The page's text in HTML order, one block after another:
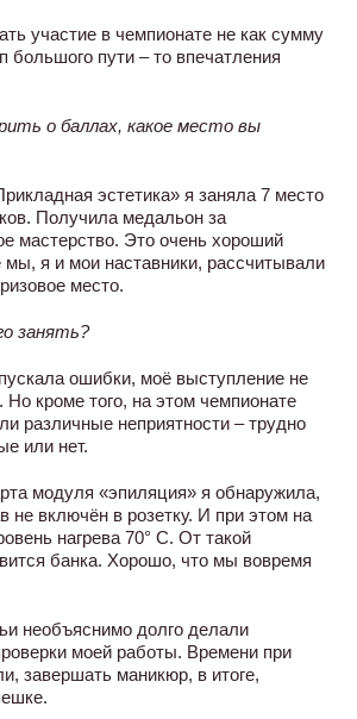
участие в чемпионате не как сумму
большого пути – то впечатления
о баллах, какое место вы
эстетика» я заняла 7 место
Получила медальон за
мастерство. Это очень хороший
мы, я и мои наставники, рассчитывали
место.
занять?
ошибки, моё выступление не
кроме того, на этом чемпионате
различные неприятности – трудно
или нет.
модуля «эпиляция» я обнаружила,
не включён в розетку. И при этом на
нагрева 70° С. От такой
банка. Хорошо, что мы вовремя
необъяснимо долго делали
моей работы. Времени при
завершать маникюр, в итоге,